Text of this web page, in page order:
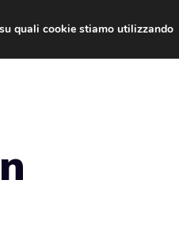
quali cookie stiamo utilizzando